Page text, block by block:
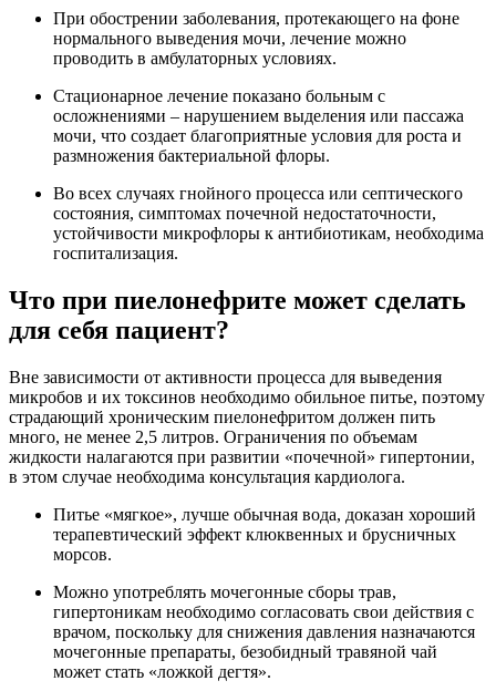
При обострении заболевания, протекающего на фоне
нормального выведения мочи, лечение можно
проводить в амбулаторных условиях.
Стационарное лечение показано больным с
осложнениями – нарушением выделения или пассажа
мочи, что создает благоприятные условия для роста и
размножения бактериальной флоры.
Во всех случаях гнойного процесса или септического
состояния, симптомах почечной недостаточности,
устойчивости микрофлоры к антибиотикам, необходима
госпитализация.
Что при пиелонефрите может сделать
для себя пациент?
Вне зависимости от активности процесса для выведения
микробов и их токсинов необходимо обильное питье, поэтому
страдающий хроническим пиелонефритом должен пить
много, не менее 2,5 литров. Ограничения по объемам
жидкости налагаются при развитии «почечной» гипертонии,
в этом случае необходима консультация кардиолога.
Питье «мягкое», лучше обычная вода, доказан хороший
терапевтический эффект клюквенных и брусничных
морсов.
Можно употреблять мочегонные сборы трав,
гипертоникам необходимо согласовать свои действия с
врачом, поскольку для снижения давления назначаются
мочегонные препараты, безобидный травяной чай
может стать «ложкой дегтя».